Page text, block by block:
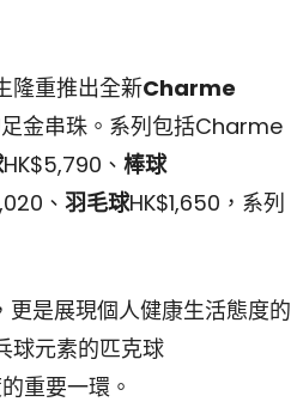
隆重推出全新Charme
金串珠。系列包括Charme
HK$5,790、 棒球
、 羽毛球HK$1,650，系列
是展現個人健康生活態度的
球元素的匹克球
重要一環。